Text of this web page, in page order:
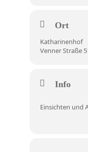
Ort
Katharinenhof
Venner Straße
Info
Einsichten und